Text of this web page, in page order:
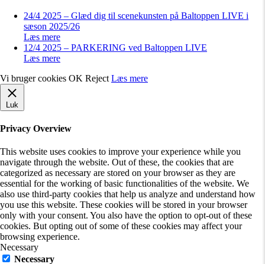
24/4 2025 – Glæd dig til scenekunsten på Baltoppen LIVE i
sæson 2025/26
Læs mere
12/4 2025 – PARKERING ved Baltoppen LIVE
Læs mere
Vi bruger cookies OK Reject Læs mere
Luk
Privacy Overview
This website uses cookies to improve your experience while you
navigate through the website. Out of these, the cookies that are
categorized as necessary are stored on your browser as they are
essential for the working of basic functionalities of the website. We
also use third-party cookies that help us analyze and understand how
you use this website. These cookies will be stored in your browser
only with your consent. You also have the option to opt-out of these
cookies. But opting out of some of these cookies may affect your
browsing experience.
Necessary
Necessary